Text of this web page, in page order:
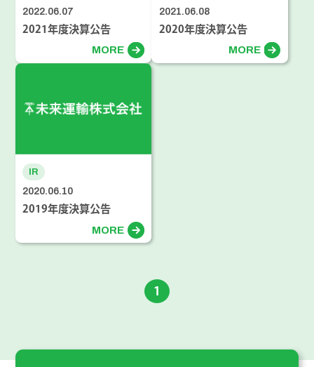
2022.06.07
2021年度決算公告
MORE
2021.06.08
2020年度決算公告
MORE
IR
2020.06.10
2019年度決算公告
MORE
1